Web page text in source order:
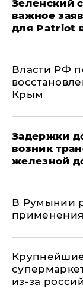
Зеленский
важное
для Patriot
Власти РФ
Крым
Задержки
возник
железной
В Румынии
из-за